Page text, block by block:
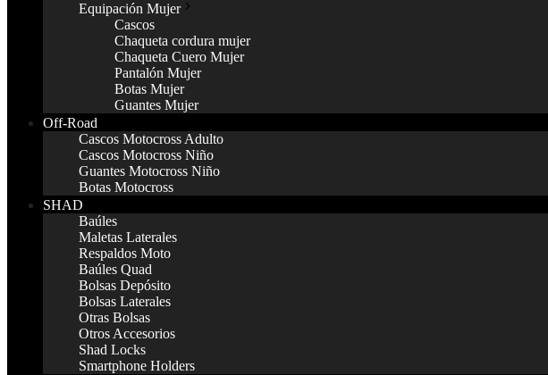
Equipación Mujer
Cascos
Chaqueta cordura mujer
Chaqueta Cuero Mujer
Pantalón Mujer
Botas Mujer
Guantes Mujer
Off-Road
Cascos Motocross Adulto
Cascos Motocross Niño
Guantes Motocross Niño
Botas Motocross
SHAD
Baúles
Maletas Laterales
Respaldos Moto
Baúles Quad
Bolsas Depósito
Bolsas Laterales
Otras Bolsas
Otros Accesorios
Shad Locks
Smartphone Holders